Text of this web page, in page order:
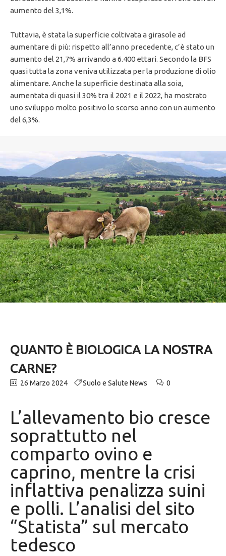
aumento del 3,1%.
Tuttavia, è stata la superficie coltivata a girasole ad
aumentare di più: rispetto all’anno precedente, c’è stato un
aumento del 21,7% arrivando a 6.400 ettari. Secondo la BFS
quasi tutta la zona veniva utilizzata per la produzione di olio
alimentare. Anche la superficie destinata alla soia,
aumentata di quasi il 30% tra il 2021 e il 2022, ha mostrato
uno sviluppo molto positivo lo scorso anno con un aumento
del 6,3%.
QUANTO È BIOLOGICA LA NOSTRA
CARNE?
26 Marzo 2024 Suolo e Salute News 0
L’allevamento bio cresce
soprattutto nel
comparto ovino e
caprino, mentre la crisi
inflattiva penalizza suini
e polli. L’analisi del sito
“Statista” sul mercato
tedesco